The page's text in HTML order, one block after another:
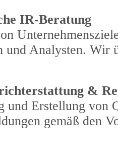
IR-Beratung
und Analysten. Wir
&
und Erstellung von
gemäß den